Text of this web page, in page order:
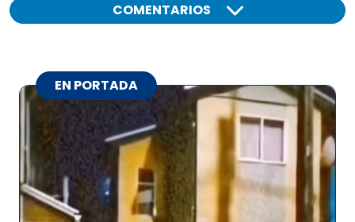
COMENTARIOS
EN PORTADA